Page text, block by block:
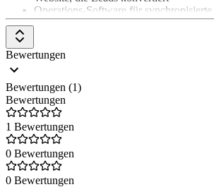
Operations-Software für
Kundendaten und automatisierte
Obkostenlose grundlegende Funktionen
Featuresfür Unternehmen in jeder
passt sich den Bedürfnissen eines
der HubSpot CRM-Plattform kann einzeln
Suite erworben werden.
Bewertungen
Bewertungen (1)
Bewertungen
1 Bewertungen
0 Bewertungen
0 Bewertungen